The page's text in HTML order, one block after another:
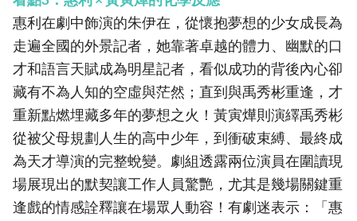
惠利在劇中飾演的朱伊在，從懷抱夢想的少女成長為
走遍全國的外景記者，她靠著卓越的體力、幽默的口
才和語言天賦成為明星記者，看似成功的背後內心卻
藏有不為人知的空虛與茫然；直到與禹秀彬重逢，才
重新點燃埋藏多年的夢想之火！黃寅燁則演繹禹秀彬
從被父母規劃人生的高中少年，到衝破束縛、最終成
為天才導演的完整蛻變。劇組透露兩位演員在圍讀現
場展現出的默契讓工作人員驚艷，尤其是幾場關鍵重
逢戲的情感詮釋讓在場眾人動容！有劇迷表示：「惠